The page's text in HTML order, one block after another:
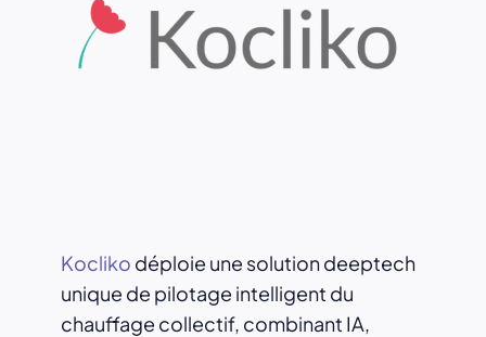
Kocliko déploie une solution deeptech
unique de pilotage intelligent du
chauffage collectif, combinant IA,